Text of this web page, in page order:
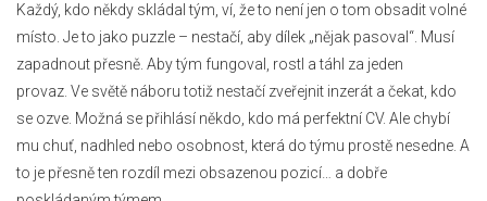
Každý, kdo někdy skládal tým, ví, že to není jen o tom obsadit volné
místo. Je to jako puzzle – nestačí, aby dílek „nějak pasoval“. Musí
zapadnout přesně. Aby tým fungoval, rostl a táhl za jeden
provaz. Ve světě náboru totiž nestačí zveřejnit inzerát a čekat, kdo
se ozve. Možná se přihlásí někdo, kdo má perfektní CV. Ale chybí
mu chuť, nadhled nebo osobnost, která do týmu prostě nesedne. A
to je přesně ten rozdíl mezi obsazenou pozicí… a dobře